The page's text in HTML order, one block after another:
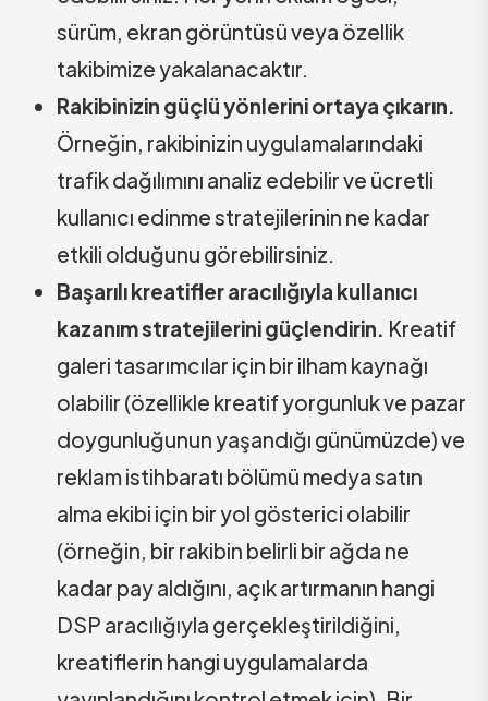
sürüm, ekran görüntüsü veya özellik
takibimize yakalanacaktır.
Rakibinizin güçlü yönlerini ortaya çıkarın.
Örneğin, rakibinizin uygulamalarındaki
trafik dağılımını analiz edebilir ve ücretli
kullanıcı edinme stratejilerinin ne kadar
etkili olduğunu görebilirsiniz.
Başarılı kreatifler aracılığıyla kullanıcı
kazanım stratejilerini güçlendirin. Kreatif
galeri tasarımcılar için bir ilham kaynağı
olabilir (özellikle kreatif yorgunluk ve pazar
doygunluğunun yaşandığı günümüzde) ve
reklam istihbaratı bölümü medya satın
alma ekibi için bir yol gösterici olabilir
(örneğin, bir rakibin belirli bir ağda ne
kadar pay aldığını, açık artırmanın hangi
DSP aracılığıyla gerçekleştirildiğini,
kreatiflerin hangi uygulamalarda